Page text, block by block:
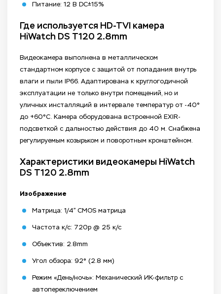
Питание: 12 В DC±15%
Где используется HD-TVI камера
HiWatch DS T120 2.8mm
Видеокамера выполнена в металлическом
стандартном корпусе с защитой от попадания внутрь
влаги и пыли IP66. Адаптирована к круглогодичной
эксплуатации не только внутри помещений, но и
уличных инсталляций в интервале температур от -40°
до +60°C. Камера оборудована встроенной EXIR-
подсветкой с дальностью действия до 40 м. Снабжена
регулируемым козырьком и поворотным кронштейном.
Характеристики видеокамеры HiWatch
DS T120 2.8mm
Изображение
Матрица: 1/4” CMOS матрица
Частота к/с: 720p @ 25 к/с
Объектив: 2.8mm
Угол обзора: 92° (2.8 мм)
Режим «День/ночь»: Механический ИК-фильтр с
автопереключением